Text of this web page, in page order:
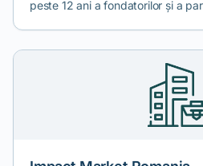
peste 12 ani a fondatorilor și a
companiilor, consultanță juridică
mediu. Cash Consult oferă o
consultanță necesare accesarii
sau atragerii unor finanțări
corporativă necesare respectării